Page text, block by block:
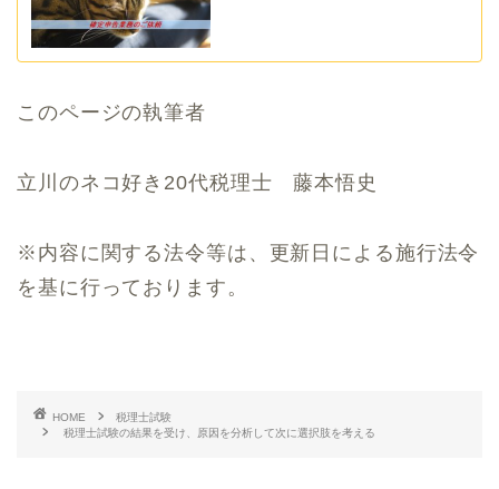
このページの執筆者
立川のネコ好き20代税理士 藤本悟史
※内容に関する法令等は、更新日による施行法令
を基に行っております。
HOME
税理士試験
税理士試験の結果を受け、原因を分析して次に選択肢を考える